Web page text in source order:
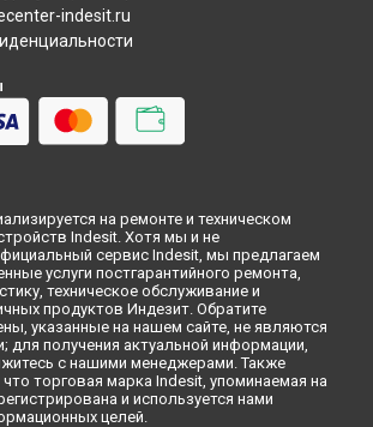
панели VRB 640 X Indesit в
indesit.ru
на ремонте и техническом
Indesit. Хотя мы и не
сервис Indesit, мы предлагаем
услуги постгарантийного ремонта,
техническое обслуживание и
продуктов Индезит. Обратите
указанные на нашем сайте, не являются
для получения актуальной информации,
с нашими менеджерами. Также
торговая марка Indesit, упоминаемая на
и используется нами
целей.